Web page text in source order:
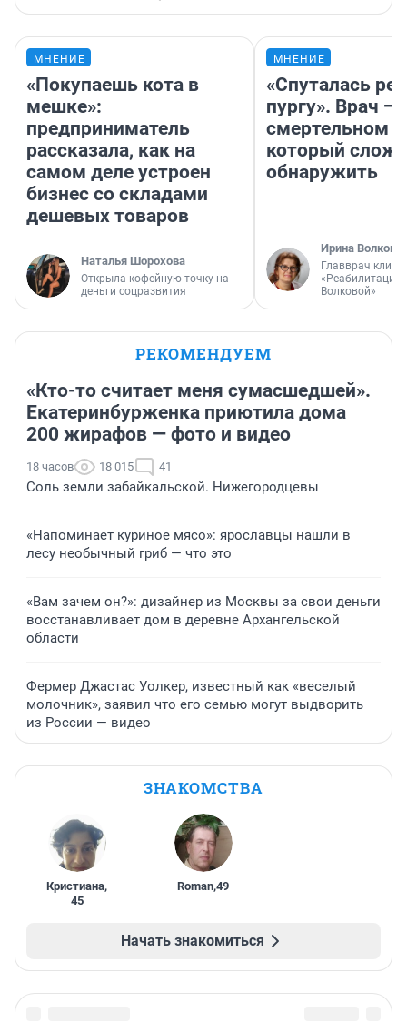
МНЕНИЕ
«Покупаешь кота в
мешке»:
предприниматель
рассказала, как на
самом деле устроен
бизнес со складами
дешевых товаров
Наталья Шорохова
Открыла кофейную точку на
деньги соцразвития
МНЕНИЕ
«Спуталась
пургу». Врач —
смертельном
который
обнаружить
Ирина Волкова
Главврач
«Реабилитация
Волковой»
РЕКОМЕНДУЕМ
«Кто-то считает меня сумасшедшей».
Екатеринбурженка приютила дома
200 жирафов — фото и видео
18 часов 18 015 41
Соль земли забайкальской. Нижегородцевы
«Напоминает куриное мясо»: ярославцы нашли в
лесу необычный гриб — что это
«Вам зачем он?»: дизайнер из Москвы за свои деньги
восстанавливает дом в деревне Архангельской
области
Фермер Джастас Уолкер, известный как «веселый
молочник», заявил что его семью могут выдворить
из России — видео
ЗНАКОМСТВА
Кристиана,
45
Roman,49
Начать знакомиться